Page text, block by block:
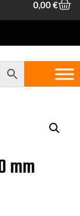
0,00€
Viilapenkit ja
mm